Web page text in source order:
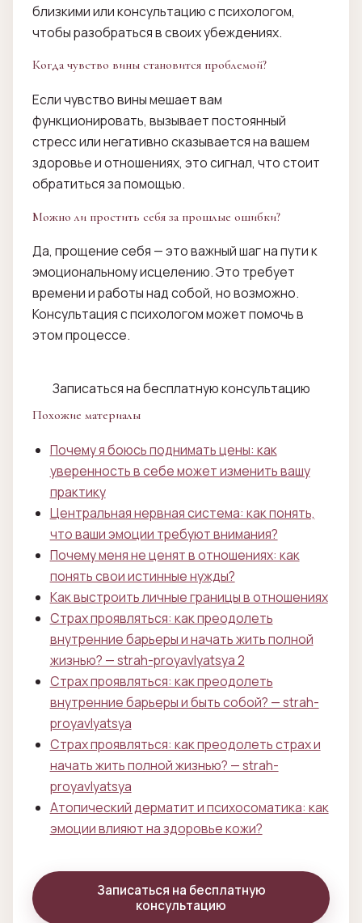
близкими или консультацию с психологом,
чтобы разобраться в своих убеждениях.
Когда чувство вины становится проблемой?
Если чувство вины мешает вам
функционировать, вызывает постоянный
стресс или негативно сказывается на вашем
здоровье и отношениях, это сигнал, что стоит
обратиться за помощью.
Можно ли простить себя за прошлые ошибки?
Да, прощение себя — это важный шаг на пути к
эмоциональному исцелению. Это требует
времени и работы над собой, но возможно.
Консультация с психологом может помочь в
этом процессе.
Записаться на бесплатную консультацию
Похожие материалы
Почему я боюсь поднимать цены: как
уверенность в себе может изменить вашу
практику
Центральная нервная система: как понять,
что ваши эмоции требуют внимания?
Почему меня не ценят в отношениях: как
понять свои истинные нужды?
Как выстроить личные границы в отношениях
Страх проявляться: как преодолеть
внутренние барьеры и начать жить полной
жизнью? — strah-proyavlyatsya 2
Страх проявляться: как преодолеть
внутренние барьеры и быть собой? — strah-
proyavlyatsya
Страх проявляться: как преодолеть страх и
начать жить полной жизнью? — strah-
proyavlyatsya
Атопический дерматит и психосоматика: как
эмоции влияют на здоровье кожи?
Записаться на бесплатную
консультацию